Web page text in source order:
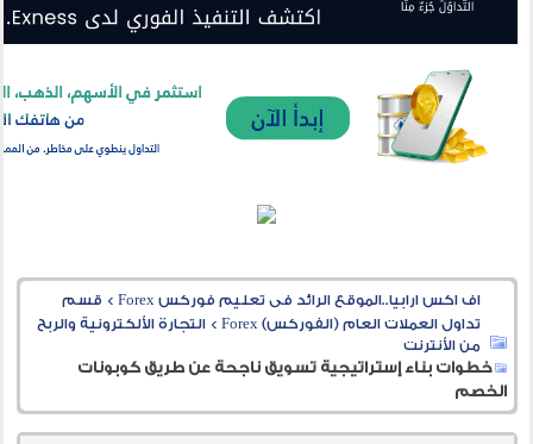
اف اكس ارابيا..الموقع الرائد فى تعليم فوركس Forex > قسم
تداول العملات العام (الفوركس) Forex
>التجارة الألكترونية والربح
من الأنترنت
خطوات بناء إستراتيجية تسويق ناجحة عن طريق كوبونات
الخصم